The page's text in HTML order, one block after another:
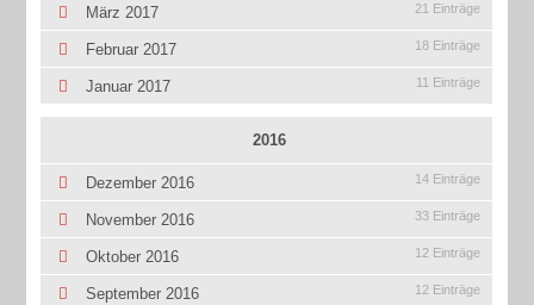
März 2017 21 Einträge
Februar 2017 18 Einträge
Januar 2017 11 Einträge
2016
Dezember 2016 14 Einträge
November 2016 33 Einträge
Oktober 2016 12 Einträge
September 2016 12 Einträge